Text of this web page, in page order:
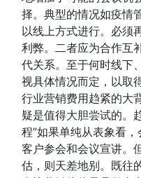
择。典型的情况如疫情
以线上方式进行。必须
利弊。二者应为合作互
代关系。至于何时线下
视具体情况而定，以取
行业营销费用趋紧的大
疑是值得大胆尝试的。
程”如果单纯从表象看
客户参会和会议宣讲。
估，则天差地别。既往